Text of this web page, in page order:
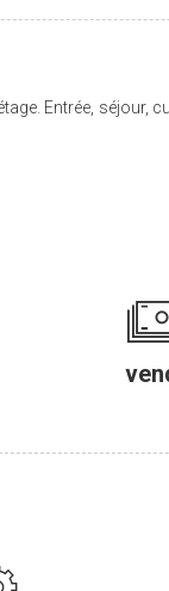
étage. Entrée,